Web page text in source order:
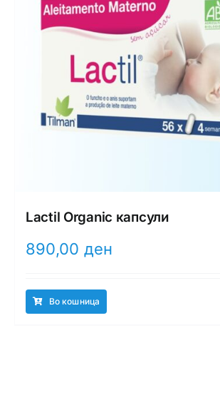
Lactil Organic капсули
890,00 ден
Во кошница